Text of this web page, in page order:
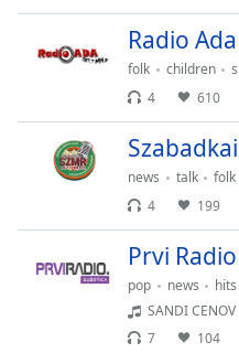
Radio Ada
folk children
4
610
news talk
folk
4
199
Prvi
pop news
hits
SANDI CENOV
7
104